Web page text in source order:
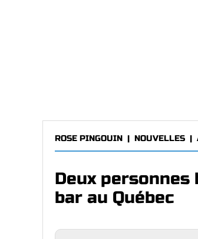
ROSE PINGOUIN | NOUVELLES |
Deux
bar au Québec